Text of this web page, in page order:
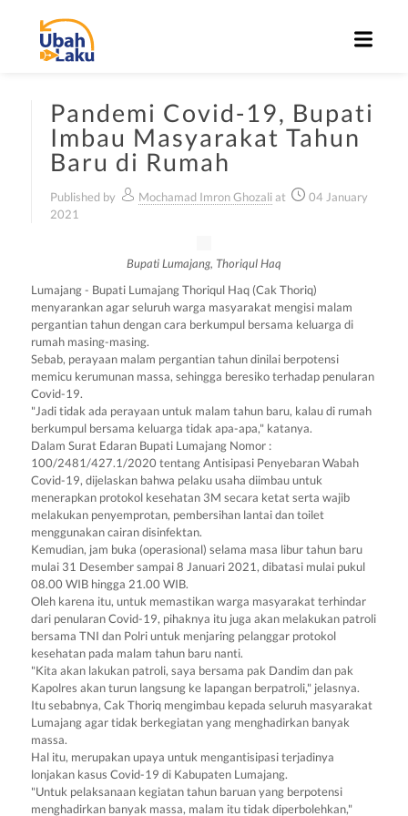
Pandemi Covid-19, Bupati
Imbau Masyarakat Tahun
Baru di Rumah
Published by Mochamad Imron Ghozali at
04 January
2021
Bupati Lumajang, Thoriqul Haq
Lumajang - Bupati Lumajang Thoriqul Haq (Cak Thoriq)
menyarankan agar seluruh warga masyarakat mengisi malam
pergantian tahun dengan cara berkumpul bersama keluarga di
rumah masing-masing.
Sebab, perayaan malam pergantian tahun dinilai berpotensi
memicu kerumunan massa, sehingga beresiko terhadap penularan
Covid-19.
"Jadi tidak ada perayaan untuk malam tahun baru, kalau di rumah
berkumpul bersama keluarga tidak apa-apa," katanya.
Dalam Surat Edaran Bupati Lumajang Nomor :
100/2481/427.1/2020 tentang Antisipasi Penyebaran Wabah
Covid-19, dijelaskan bahwa pelaku usaha diimbau untuk
menerapkan protokol kesehatan 3M secara ketat serta wajib
melakukan penyemprotan, pembersihan lantai dan toilet
menggunakan cairan disinfektan.
Kemudian, jam buka (operasional) selama masa libur tahun baru
mulai 31 Desember sampai 8 Januari 2021, dibatasi mulai pukul
08.00 WIB hingga 21.00 WIB.
Oleh karena itu, untuk memastikan warga masyarakat terhindar
dari penularan Covid-19, pihaknya itu juga akan melakukan patroli
bersama TNI dan Polri untuk menjaring pelanggar protokol
kesehatan pada malam tahun baru nanti.
"Kita akan lakukan patroli, saya bersama pak Dandim dan pak
Kapolres akan turun langsung ke lapangan berpatroli," jelasnya.
Itu sebabnya, Cak Thoriq mengimbau kepada seluruh masyarakat
Lumajang agar tidak berkegiatan yang menghadirkan banyak
massa.
Hal itu, merupakan upaya untuk mengantisipasi terjadinya
lonjakan kasus Covid-19 di Kabupaten Lumajang.
"Untuk pelaksanaan kegiatan tahun baruan yang berpotensi
menghadirkan banyak massa, malam itu tidak diperbolehkan,"